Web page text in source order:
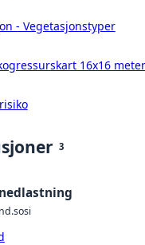
- Vegetasjonstyper
16x16
3